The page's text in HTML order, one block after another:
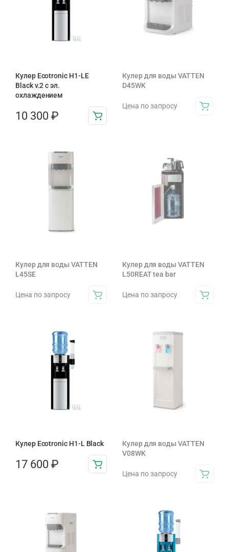
Кулер Ecotronic H1-LE
Black v.2 с эл.
охлаждением
10 300 ₽
Кулер для воды VATTEN
D45WK
Цена по запросу
Кулер для воды VATTEN
L45SE
Цена по запросу
Кулер для воды VATTEN
L50REAT tea bar
Цена по запросу
Кулер Ecotronic H1-L Black
17 600 ₽
Кулер для воды VATTEN
V08WK
Цена по запросу